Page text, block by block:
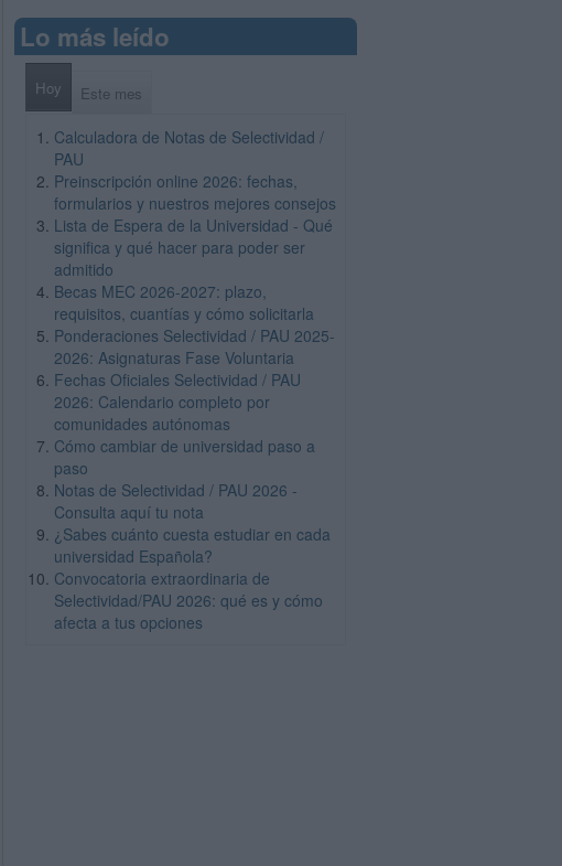
Lo más leído
Hoy Este mes
Calculadora de Notas de Selectividad /
PAU
Preinscripción online 2026: fechas,
formularios y nuestros mejores consejos
Lista de Espera de la Universidad - Qué
significa y qué hacer para poder ser
admitido
Becas MEC 2026-2027: plazo,
requisitos, cuantías y cómo solicitarla
Ponderaciones Selectividad / PAU 2025-
2026: Asignaturas Fase Voluntaria
Fechas Oficiales Selectividad / PAU
2026: Calendario completo por
comunidades autónomas
Cómo cambiar de universidad paso a
paso
Notas de Selectividad / PAU 2026 -
Consulta aquí tu nota
¿Sabes cuánto cuesta estudiar en cada
universidad Española?
Convocatoria extraordinaria de
Selectividad/PAU 2026: qué es y cómo
afecta a tus opciones